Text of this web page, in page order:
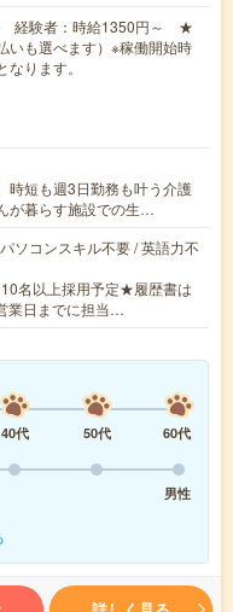
経験者：時給1350円～ ★
いも選べます）※稼働開始時
ります。
時短も週3日勤務も叶う介護
が暮らす施設での生…
ソコンスキル不要 / 英語力不
名以上採用予定★履歴書は
業日までに担当…
40代 50代
60代
男性